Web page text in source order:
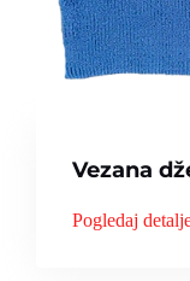
Vezana
Pogledaj